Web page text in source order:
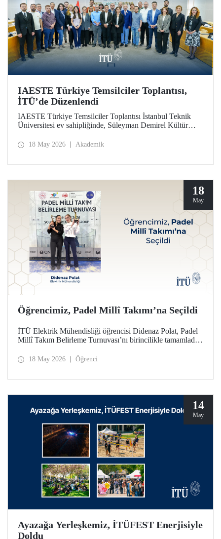
IAESTE Türkiye Temsilciler Toplantısı,
İTÜ’de Düzenlendi
IAESTE Türkiye Temsilciler Toplantısı İstanbul Teknik
Üniversitesi ev sahipliğinde, Süleyman Demirel Kültür
18 May 2026 Akademik
18
May
Öğrencimiz, Padel Millî Takımı’na Seçildi
İTÜ Elektrik Mühendisliği öğrencisi Didenaz Polat, Padel
Millî Takım Belirleme Turnuvası’nı birincilikle tamamladığı
18 May 2026 Öğrenci
14
May
Ayazağa Yerleşkemiz, İTÜFEST Enerjisiyle
Doldu